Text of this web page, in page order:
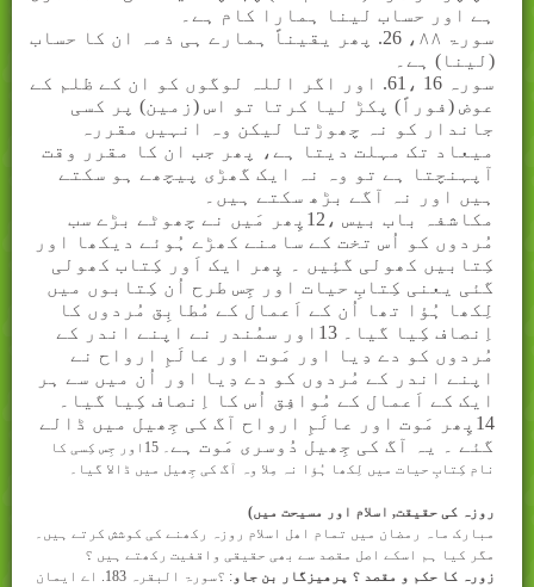
ہے اور حساب لینا ہمارا کام ہے۔
سورۃ ۸۸
، 26. پھر یقیناً ہمارے ہی ذمہ ان کا حساب
(لینا) ہے۔
سورہ 16 ،61. اور اگر اللہ لوگوں کو ان کے ظلم کے
عوض (فوراً) پکڑ لیا کرتا تو اس (زمین) پر کسی
جاندار کو نہ چھوڑتا لیکن وہ انہیں مقررہ
میعاد تک مہلت دیتا ہے، پھر جب ان کا مقرر وقت
آپہنچتا ہے تو وہ نہ ایک گھڑی پیچھے ہو سکتے
ہیں اور نہ آگے بڑھ سکتے ہیں۔
مکاشفہ باب بیس ،12پِھر مَیں نے چھوٹے بڑے سب
مُردوں کو اُس تخت کے سامنے کھڑے ہُوئے دیکھا اور
کِتابیں کھولی گئِیں ۔ پِھر ایک اَور کِتاب کھولی
گئی یعنی کِتابِ حیات اور جِس طرح اُن کِتابوں میں
لِکھا ہُؤا تھا اُن کے اَعمال کے مُطابِق مُردوں کا
اِنصاف کِیا گیا۔ 13اور سمُندر نے اپنے اندر کے
مُردوں کو دے دِیا اور مَوت اور عالَمِ ارواح نے
اپنے اندر کے مُردوں کو دے دِیا اور اُن میں سے ہر
ایک کے اَعمال کے مُوافِق اُس کا اِنصاف کِیا گیا۔
14پِھر مَوت اور عالَمِ ارواح آگ کی جِھیل میں ڈالے
گئے ۔ یہ آگ کی جِھیل دُوسری مَوت ہے ۔ 15 اور جِس کِسی کا
نام کِتابِ حیات میں لِکھا ہُؤا نہ مِلا وہ آگ کی جِھیل میں ڈالا گیا۔
روزہ کی حقیقت, اسلام اور مسیحت میں)
مبارک ماہ رمضان میں تمام اھل اسلام روزہ رکھنے کی کوشش کرتے ہیں۔
مگر کیا ہم اسکے اصل مقصد سے بھی حقیقی واقفیت رکھتے ہیں ؟
زورہ کا حکم و مقصد ؟ پرھیزگار بن جاو
: ؟سورۃ البقرہ 183. اے ایمان